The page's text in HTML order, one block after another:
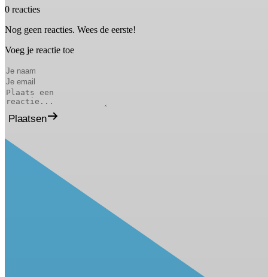
0 reacties
Nog geen reacties. Wees de eerste!
Voeg je reactie toe
Plaatsen